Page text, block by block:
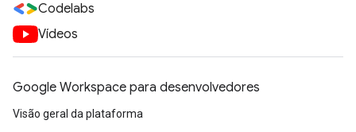
Codelabs
Vídeos
Google Workspace para desenvolvedores
Visão geral da plataforma